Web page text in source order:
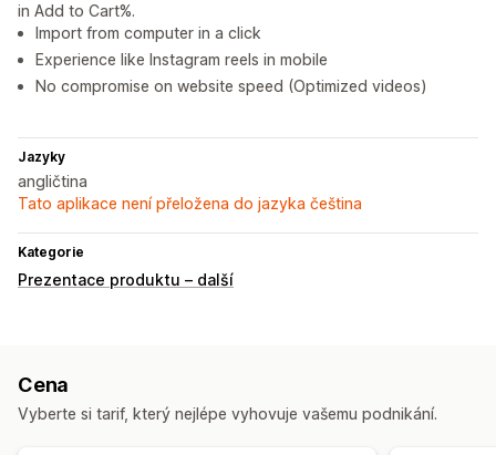
in Add to Cart%.
Import from computer in a click
Experience like Instagram reels in mobile
No compromise on website speed (Optimized videos)
Jazyky
angličtina
Tato aplikace není přeložena do jazyka čeština
Kategorie
Prezentace produktu – další
Cena
Vyberte si tarif, který nejlépe vyhovuje vašemu podnikání.